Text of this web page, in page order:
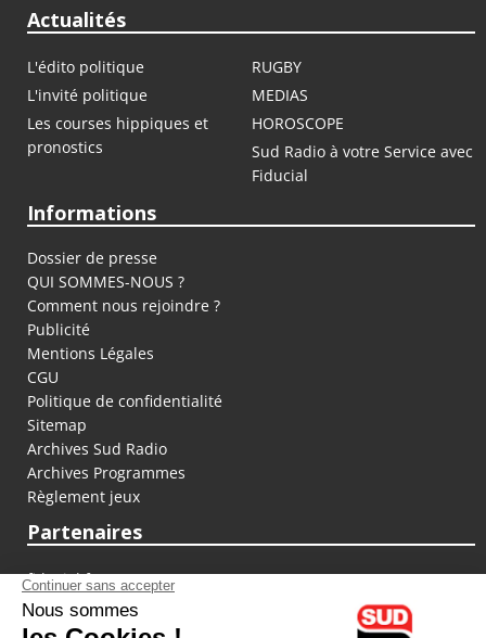
Actualités
L'édito politique
RUGBY
L'invité politique
MEDIAS
Les courses hippiques et
pronostics
HOROSCOPE
Sud Radio à votre Service avec
Fiducial
Informations
Dossier de presse
QUI SOMMES-NOUS ?
Comment nous rejoindre ?
Publicité
Mentions Légales
CGU
Politique de confidentialité
Sitemap
Archives Sud Radio
Archives Programmes
Règlement jeux
Partenaires
fiducial.fr
lyoncapitale.fr